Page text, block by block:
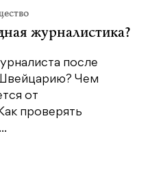
журналистика?
после
Чем
от
проверять